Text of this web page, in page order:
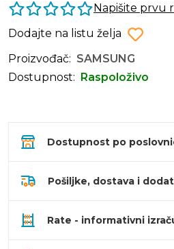
Napišite prvu
Dodajte na listu želja
Proizvođač: SAMSUNG
Dostupnost:
Raspoloživo
Dostupnost po
Pošiljke, dostava i
Rate - informativni